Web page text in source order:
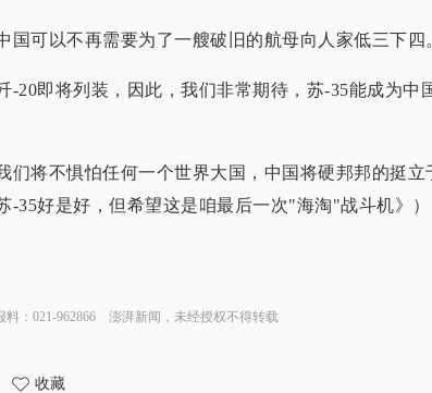
国可以不再需要为了一艘破旧的航母向人家低三下四
-20即将列装，因此，我们非常期待，苏-35能成为中
们将不惧怕任何一个世界大国，中国将硬邦邦的挺
-35好是好，但希望这是咱最后一次"海淘"战斗机》）
料：021-962866 澎湃新闻，未经授权不得转载
收藏